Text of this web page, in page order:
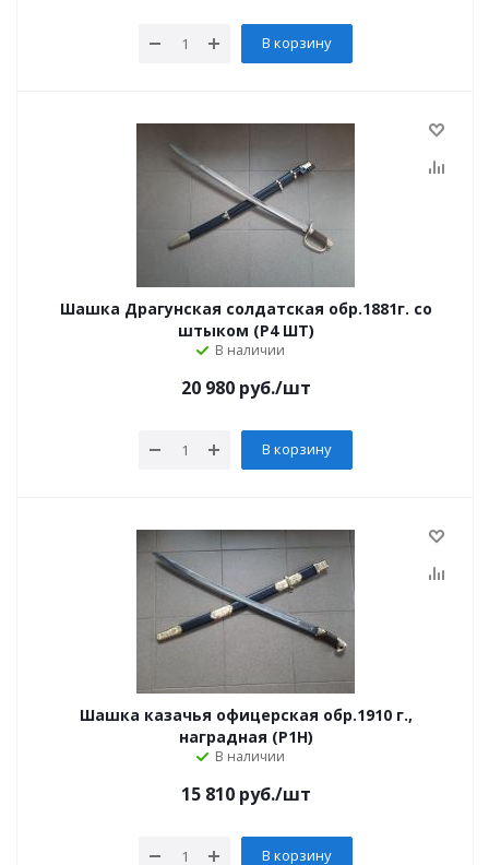
В корзину
Шашка Драгунская солдатская обр.1881г. со
штыком (Р4 ШТ)
В наличии
20 980руб./шт
В корзину
Шашка казачья офицерская обр.1910 г.,
наградная (Р1Н)
В наличии
15 810руб./шт
В корзину